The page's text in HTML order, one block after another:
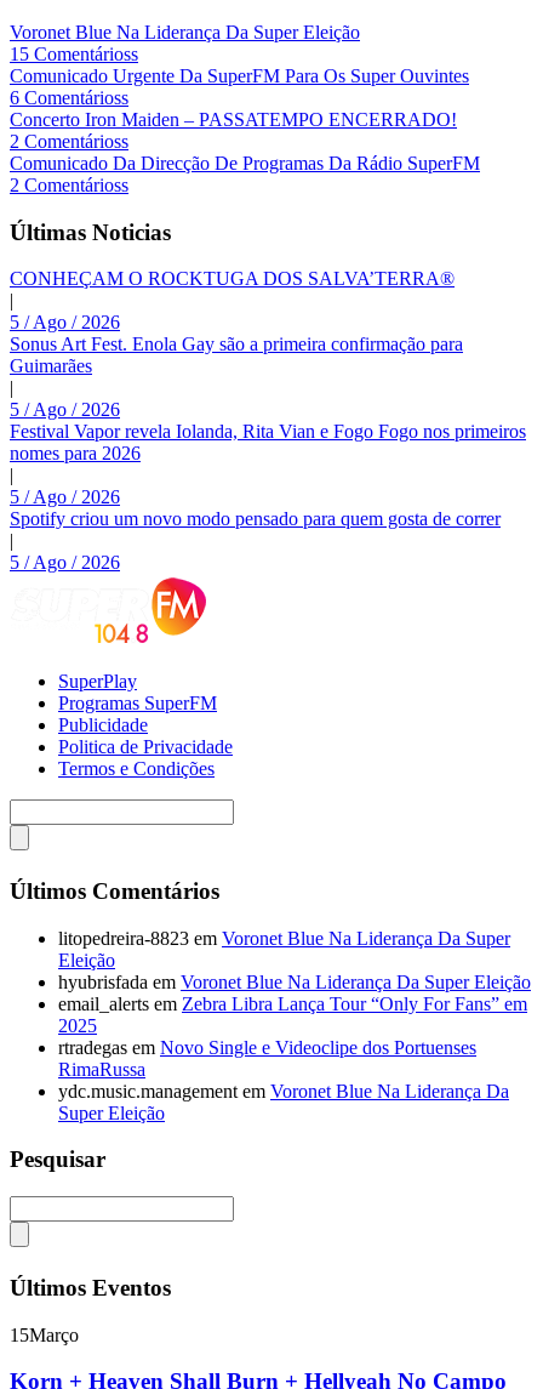
Voronet Blue Na Liderança Da Super Eleição
15 Comentárioss
Comunicado Urgente Da SuperFM Para Os Super Ouvintes
6 Comentárioss
Concerto Iron Maiden – PASSATEMPO ENCERRADO!
2 Comentárioss
Comunicado Da Direcção De Programas Da Rádio SuperFM
2 Comentárioss
Últimas Noticias
CONHEÇAM O ROCKTUGA DOS SALVA’TERRA®
|
5 / Ago / 2026
Sonus Art Fest. Enola Gay são a primeira confirmação para
Guimarães
|
5 / Ago / 2026
Festival Vapor revela Iolanda, Rita Vian e Fogo Fogo nos primeiros
nomes para 2026
|
5 / Ago / 2026
Spotify criou um novo modo pensado para quem gosta de correr
|
5 / Ago / 2026
SuperPlay
Programas SuperFM
Publicidade
Politica de Privacidade
Termos e Condições
Últimos Comentários
litopedreira-8823 em Voronet Blue Na Liderança Da Super
Eleição
hyubrisfada em Voronet Blue Na Liderança Da Super Eleição
email_alerts em Zebra Libra Lança Tour “Only For Fans” em
2025
rtradegas em Novo Single e Videoclipe dos Portuenses
RimaRussa
ydc.music.management em Voronet Blue Na Liderança Da
Super Eleição
Pesquisar
Últimos Eventos
15Março
Korn + Heaven Shall Burn + Hellyeah No Campo